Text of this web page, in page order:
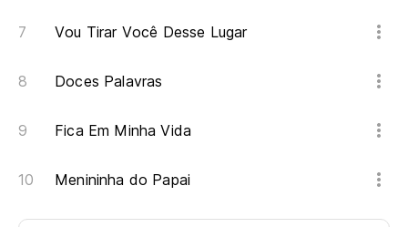
Vou Tirar Você Desse Lugar
Doces Palavras
Fica Em Minha Vida
Menininha do Papai